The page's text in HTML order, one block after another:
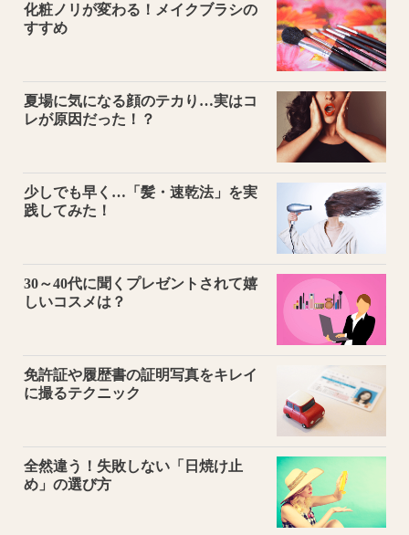
化粧ノリが変わる！メイクブラシの
すすめ
夏場に気になる顔のテカり…実はコ
レが原因だった！？
少しでも早く…「髪・速乾法」を実
践してみた！
30～40代に聞くプレゼントされて嬉
しいコスメは？
免許証や履歴書の証明写真をキレイ
に撮るテクニック
全然違う！失敗しない「日焼け止
め」の選び方